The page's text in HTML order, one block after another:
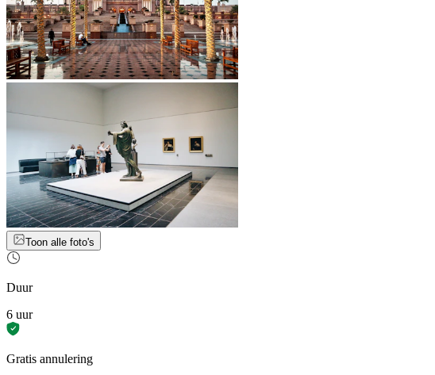
Toon alle foto's
Duur
6 uur
Gratis annulering